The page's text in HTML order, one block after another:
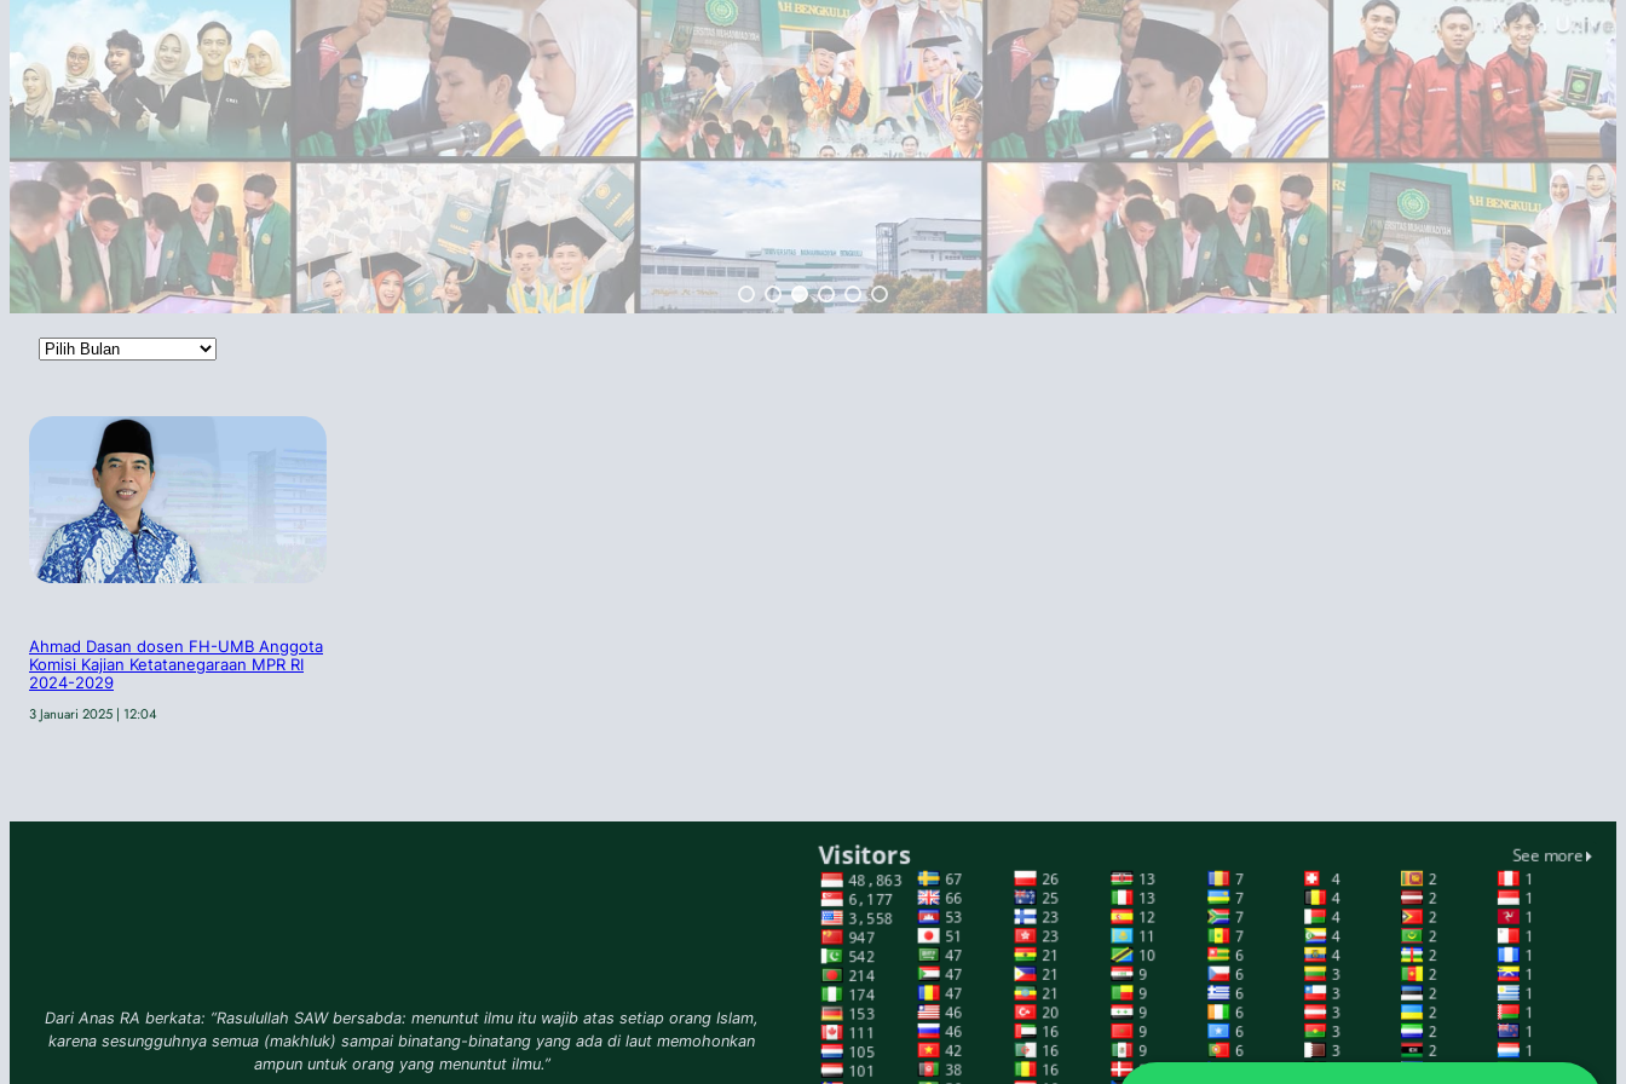
Arsip
Ahmad Dasan dosen FH-UMB Anggota
Komisi Kajian Ketatanegaraan MPR RI
2024-2029
3 Januari 2025 | 12:04
Dari Anas RA berkata: “Rasulullah SAW bersabda: menuntut ilmu itu wajib atas setiap orang Islam,
karena sesungguhnya semua (makhluk) sampai binatang-binatang yang ada di laut memohonkan
ampun untuk orang yang menuntut ilmu.”